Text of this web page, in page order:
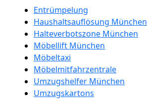
Entrümpelung
Haushaltsauflösung München
Halteverbotszone München
Möbellift München
Möbeltaxi
Möbelmitfahrzentrale
Umzugshelfer München
Umzugskartons